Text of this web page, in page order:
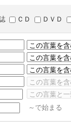
ＣＤ ＤＶＤ
～で始まる